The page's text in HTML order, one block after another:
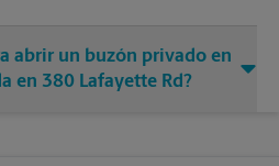
abrir un buzón privado en
en 380 Lafayette Rd?